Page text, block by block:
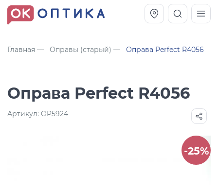
Главная Оправы (старый) Оправа Perfect R4056
Оправа Perfect R4056
Артикул: OP5924
-25%
Оправа Vogue OVO 4025